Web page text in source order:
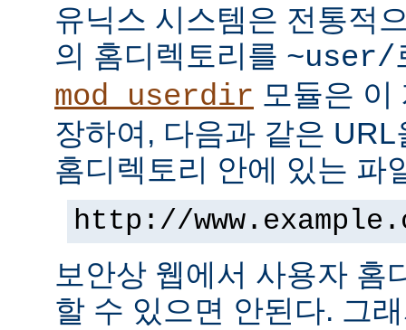
유닉스 시스템은 전통적
의 홈디렉토리를 ~user/
mod_userdir 모듈은
장하여, 다음과 같은
홈디렉토리 안에 있는 파
http://
보안상 웹에서 사용자 홈
할 수 있으면 안된다. 그